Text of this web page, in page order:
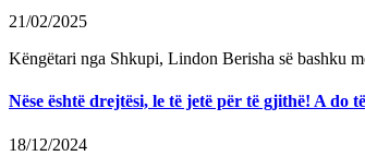
21/02/2025
Këngëtari nga Shkupi, Lindon Berisha së bashku
Nëse është drejtësi, le të jetë për të gjithë! A
18/12/2024